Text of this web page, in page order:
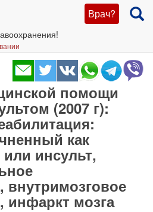
Врач?
помощи
(2007 г):
как
инсульт,
внутримозговое
инфаркт мозга